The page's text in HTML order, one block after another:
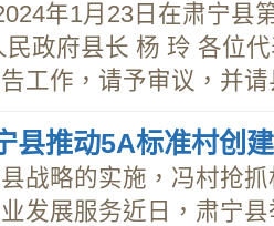
年1月23日在肃宁县
政府县长 杨 玲 各位
工作，请予审议，并请
县推动5A标准村创
战略的实施，冯村抢
发展服务近日，肃宁